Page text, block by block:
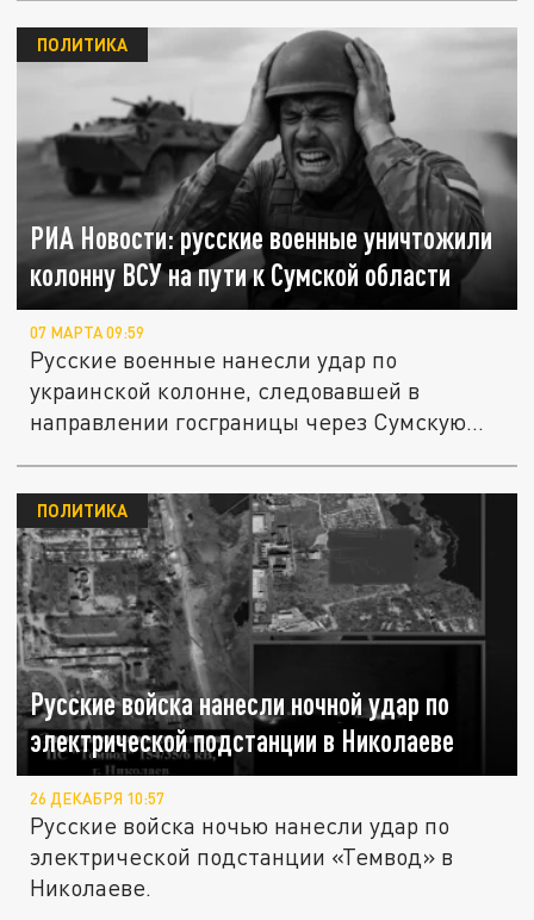
РИА Новости: русские военные уничтожили
колонну ВСУ на пути к Сумской области
ПОЛИТИКА
07 МАРТА 09:59
Русские военные нанесли удар по
украинской колонне, следовавшей в
направлении госграницы через Сумскую...
Русские войска нанесли ночной удар по
электрической подстанции в Николаеве
ПОЛИТИКА
26 ДЕКАБРЯ 10:57
Русские войска ночью нанесли удар по
электрической подстанции «Темвод» в
Николаеве.